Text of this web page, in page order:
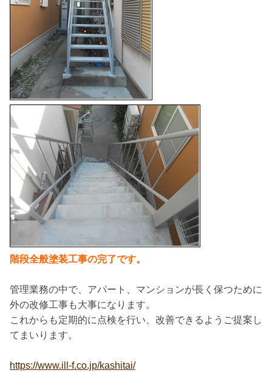
階段全般塗装工事の完了です。
管理業務の中で、アパート、マンションが長く保つために
外の改修工事も大事になります。
これからも定期的に点検を行い、改善できるようご提案し
てまいります。
https://www.ill-f.co.jp/kashitai/